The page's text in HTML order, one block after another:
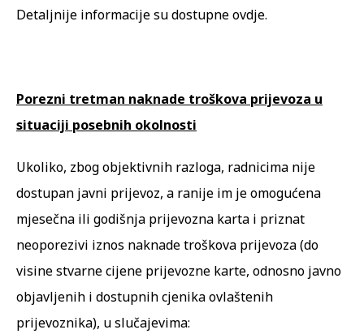
Detaljnije informacije su dostupneovdje.
Porezni tretman naknade troškova prijevoza u
situaciji posebnih okolnosti
Ukoliko, zbog objektivnih razloga, radnicima nije
dostupan javni prijevoz, a ranije im je omogućena
mjesečna ili godišnja prijevozna karta i priznat
neoporezivi iznos naknade troškova prijevoza (do
visine stvarne cijene prijevozne karte, odnosno javno
objavljenih i dostupnih cjenika ovlaštenih
prijevoznika), u slučajevima: